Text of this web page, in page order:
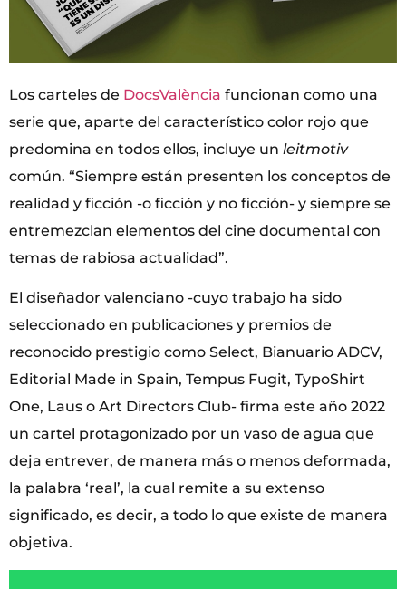
Los carteles de DocsValència funcionan como una
serie que, aparte del característico color rojo que
predomina en todos ellos, incluye un leitmotiv
común. “Siempre están presenten los conceptos de
realidad y ficción -o ficción y no ficción- y siempre se
entremezclan elementos del cine documental con
temas de rabiosa actualidad”.
El diseñador valenciano -cuyo trabajo ha sido
seleccionado en publicaciones y premios de
reconocido prestigio como Select, Bianuario ADCV,
Editorial Made in Spain, Tempus Fugit, TypoShirt
One, Laus o Art Directors Club- firma este año 2022
un cartel protagonizado por un vaso de agua que
deja entrever, de manera más o menos deformada,
la palabra ‘real’, la cual remite a su extenso
significado, es decir, a todo lo que existe de manera
objetiva.